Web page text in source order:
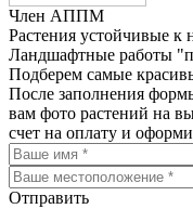
Член АППМ
Растения устойчивые к
Ландшафтные работы
Подберем самые
После заполнения
вам фото растений на
счет на оплату и
Отправить